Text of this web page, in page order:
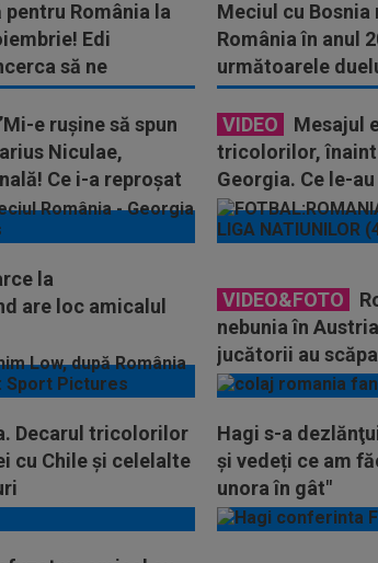
România la
Edi
să ne
Meciul cu
România în anul
următoarele
e rușine să spun
Niculae,
Ce i-a reproșat
VIDEO
Mesajul
tricolorilor,
Georgia. Ce le-
la
are loc amicalul
VIDEO&FOTO
nebunia în
jucătorii au
jandarmii
Decarul tricolorilor
cu Chile și celelalte
Hagi s-a
și vedeți ce am
unora în gât"